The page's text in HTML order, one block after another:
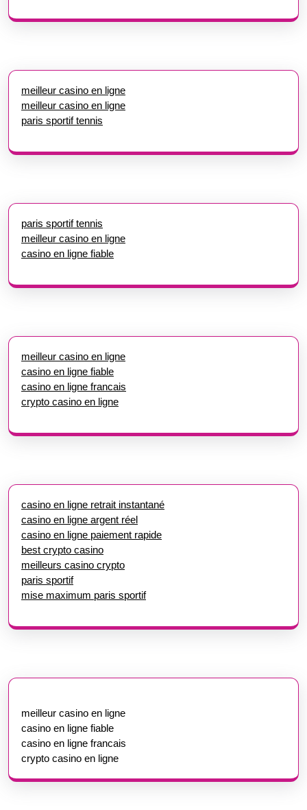
meilleur casino en ligne
meilleur casino en ligne
paris sportif tennis
paris sportif tennis
meilleur casino en ligne
casino en ligne fiable
meilleur casino en ligne
casino en ligne fiable
casino en ligne francais
crypto casino en ligne
casino en ligne retrait instantané
casino en ligne argent réel
casino en ligne paiement rapide
best crypto casino
meilleurs casino crypto
paris sportif
mise maximum paris sportif
meilleur casino en ligne
casino en ligne fiable
casino en ligne francais
crypto casino en ligne